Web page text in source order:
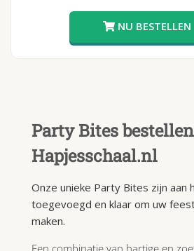
Party Bites
Hapjesschaal.nl
Onze unieke Party Bites zijn aan
toegevoegd en klaar om uw
maken.
Een combinatie van hartige en